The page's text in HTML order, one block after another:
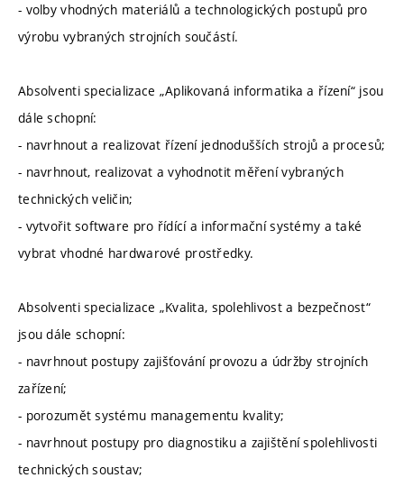
- volby vhodných materiálů a technologických postupů pro
výrobu vybraných strojních součástí.
Absolventi specializace „Aplikovaná informatika a řízení“ jsou
dále schopní:
- navrhnout a realizovat řízení jednodušších strojů a procesů;
- navrhnout, realizovat a vyhodnotit měření vybraných
technických veličin;
- vytvořit software pro řídící a informační systémy a také
vybrat vhodné hardwarové prostředky.
Absolventi specializace „Kvalita, spolehlivost a bezpečnost“
jsou dále schopní:
- navrhnout postupy zajišťování provozu a údržby strojních
zařízení;
- porozumět systému managementu kvality;
- navrhnout postupy pro diagnostiku a zajištění spolehlivosti
technických soustav;